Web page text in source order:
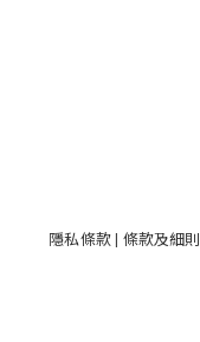
隱私條款 | 條款及細則